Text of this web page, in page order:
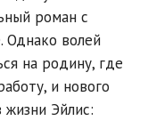
роман с
волей
на родину, где
и нового
Эйлис: